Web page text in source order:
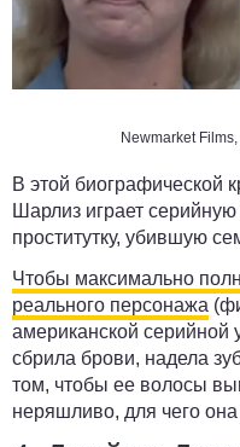
Newmarket
В этой биографической
Шарлиз играет
проститутку, убившую
Чтобы максимально
реального персонажа
американской
сбрила брови, надела
том, чтобы ее волосы
неряшливо, для чего